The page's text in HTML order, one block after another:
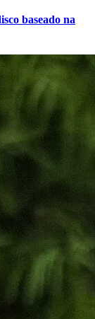
baseado na